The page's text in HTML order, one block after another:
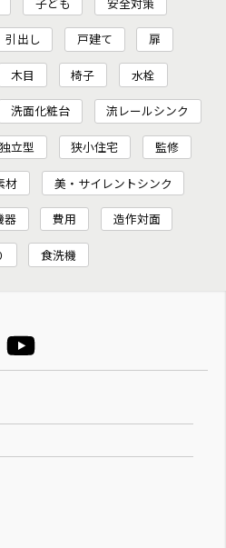
引出し 戸建て 扉
木目 椅子 水栓
洗面化粧台 流レールシンク
独立型 狭小住宅 監修
材 美・サイレントシンク
器 費用 造作対面
食洗機